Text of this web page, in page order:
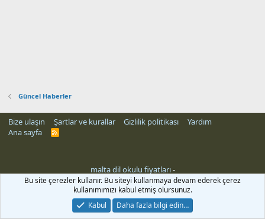
Güncel Haberler
Bize ulaşın Şartlar ve kurallar Gizlilik politikası
Yardım
Ana sayfa
R
malta dil okulu fiyatları-
Bu site çerezler kullanır. Bu siteyi kullanmaya devam ederek çerez
kullanımımızı kabul etmiş olursunuz.
Kabul
Daha fazla bilgi edin…